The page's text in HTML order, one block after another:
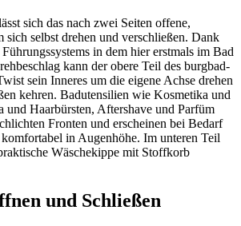
sich das nach zwei Seiten offene,
sich selbst drehen und verschließen. Dank
in dem hier erstmals im Bad
kann der obere Teil des burgbad-
sein Inneres um die eigene Achse drehen
kehren. Badutensilien wie Kosmetika und
und Haarbürsten, Aftershave und Parfüm
Fronten und erscheinen bei Bedarf
in Augenhöhe. Im unteren Teil
Wäschekippe mit Stoffkorb
und Schließen